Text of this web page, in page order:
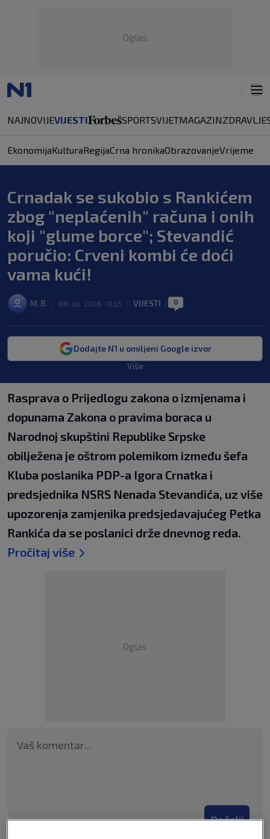
Oglas
NAJNOVIJEVIJESTI SPORTSVIJETMAGAZINZDRAVLJE
EkonomijaKulturaRegijaCrna hronikaObrazovanjeVrijeme
Crnadak se sukobio s Rankićem
zbog "neplaćenih" računa i onih
koji "glume borce"; Stevandić
poručio: Crveni kombi će doći
vama kući!
M. B. 08. jul. 2026. 13:55 VIJESTI 0
Dodajte N1 u omiljeni Google izvor
Više
Rasprava o Prijedlogu zakona o izmjenama i
dopunama Zakona o pravima boraca u
Narodnoj skupštini Republike Srpske
obilježena je oštrom polemikom između šefa
Kluba poslanika PDP-a Igora Crnatka i
predsjednika NSRS Nenada Stevandića, uz više
upozorenja zamjenika predsjedavajućeg Petka
Rankića da se poslanici drže dnevnog reda.
Pročitaj više
Oglas
Pošalji